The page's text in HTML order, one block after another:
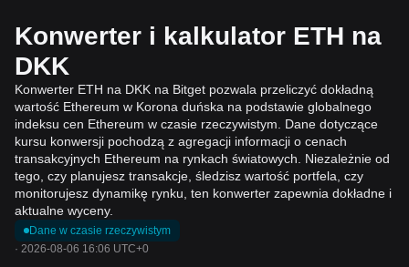
Konwerter i kalkulator ETH na
DKK
Konwerter ETH na DKK na Bitget pozwala przeliczyć dokładną
wartość Ethereum w Korona duńska na podstawie globalnego
indeksu cen Ethereum w czasie rzeczywistym. Dane dotyczące
kursu konwersji pochodzą z agregacji informacji o cenach
transakcyjnych Ethereum na rynkach światowych. Niezależnie od
tego, czy planujesz transakcje, śledzisz wartość portfela, czy
monitorujesz dynamikę rynku, ten konwerter zapewnia dokładne i
aktualne wyceny.
Dane w czasie rzeczywistym
· 2026-08-06 16:06 UTC+0